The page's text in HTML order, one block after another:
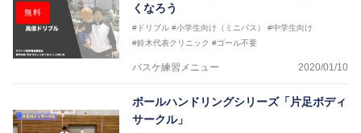
無料
くなろう
#ドリブル #小学生向け（ミニバス）
#中学生向け
#鈴木代表クリニック #ゴール不要
バスケ練習メニュー 2020/01/10
ボールハンドリングシリーズ「片足ボディ
サークル」